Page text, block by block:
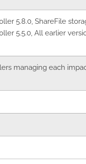
5.8.0, ShareFile
5.5.0, All earlier
managing each